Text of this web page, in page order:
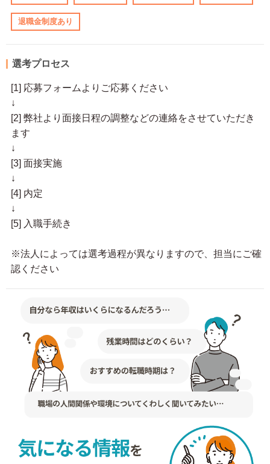
退職金制度あり
選考プロセス
[1] 応募フォームよりご応募ください
↓
[2] 弊社より面接日程の調整などの連絡をさせていただき
ます
↓
[3] 面接実施
↓
[4] 内定
↓
[5] 入職手続き
※法人によっては選考過程が異なりますので、担当にご確
認ください